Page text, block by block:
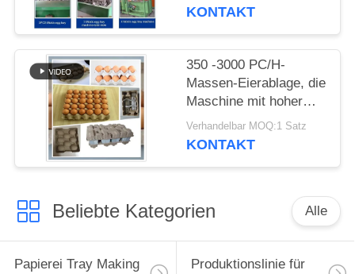
KONTAKT
350 -3000 PC/H-
Massen-Eierablage, die
Maschine mit hoher
Produktionsgeschwindigkeit
herstellt
Verhandelbar MOQ:1 Satz
KONTAKT
Beliebte Kategorien Alle
Papierei Tray Making
Produktionslinie für